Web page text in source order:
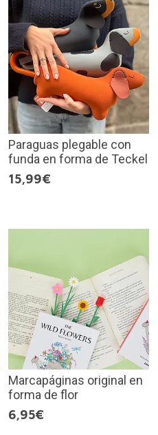
Paraguas plegable con
funda en forma de Teckel
15,99€
Marcapáginas original en
forma de flor
6,95€